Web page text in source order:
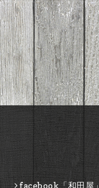
facebook「和田屋」